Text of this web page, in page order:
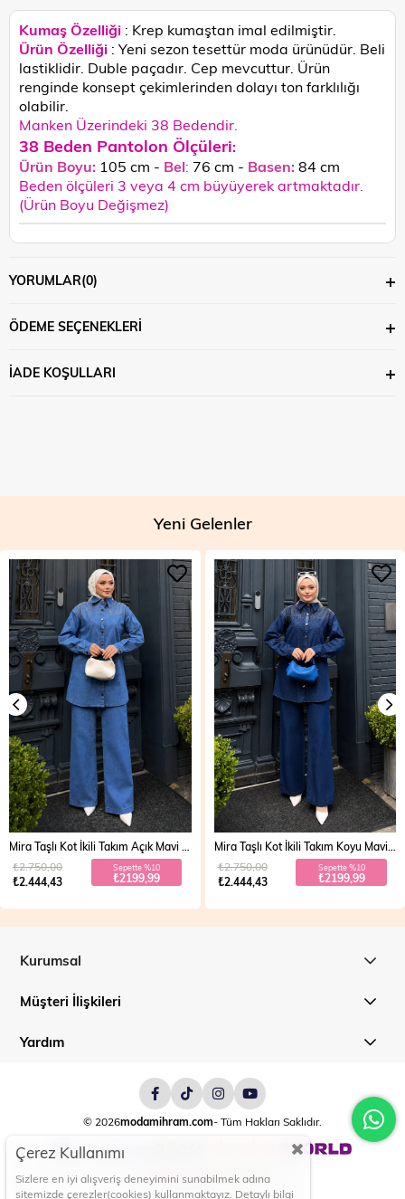
Kumaş Özelliği : Krep kumaştan imal edilmiştir.
Ürün Özelliği : Yeni sezon tesettür moda ürünüdür. Beli
lastiklidir. Duble paçadır. Cep mevcuttur. Ürün
renginde konsept çekimlerinden dolayı ton farklılığı
olabilir.
Manken Üzerindeki 38 Bedendir.
38 Beden Pantolon Ölçüleri:
Ürün Boyu: 105 cm - Bel: 76 cm - Basen:84 cm
Beden ölçüleri 3 veya 4 cm büyüyerek artmaktadır.
(Ürün Boyu Değişmez)
YORUMLAR(0)
ÖDEME SEÇENEKLERI
İADE KOŞULLARI
Yeni Gelenler
₺2.444,43
₺2.750,00 Sepette %10
₺2199,99
Mira Taşlı Kot İkili Takım Koyu Mavi 19286
₺2.444,43
₺2.750,00 Sepette %10
₺2199,99
Kurumsal
Müşteri İlişkileri
Yardım
© 2026modamihram.com- Tüm Hakları Saklıdır.
Çerez Kullanımı
Sizlere en iyi alışveriş deneyimini sunabilmek adına
sitemizde çerezler(cookies) kullanmaktayız. Detaylı bilgi